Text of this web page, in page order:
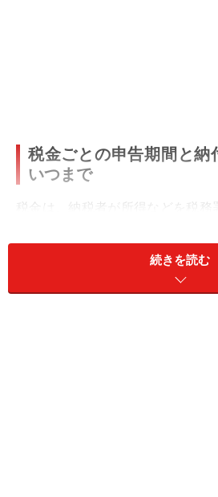
税金ごとの申告期間と納
いつまで
税金は、納税者が所得などを税務
なります。税金の申告や納付の期
の税法によって定められています。
続きを読む